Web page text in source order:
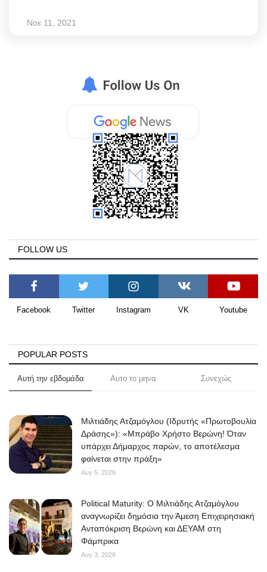
Νοε 11, 2021
FOLLOW US
Facebook Twitter Instagram VK Youtube
POPULAR POSTS
Αυτή την εβδομάδα Αυτο το μηνα Συνεχώς
Μιλτιάδης Ατζαμόγλου (Ιδρυτής «Πρωτοβουλία
Δράσης»): «Μπράβο Χρήστο Βερώνη! Όταν
υπάρχει Δήμαρχος παρών, το αποτέλεσμα
φαίνεται στην πράξη»
Αυγ 5, 2026
Political Maturity: Ο Μιλτιάδης Ατζαμόγλου
αναγνωρίζει δημόσια την Άμεση Επιχειρησιακή
Ανταπόκριση Βερώνη και ΔΕΥΑΜ στη
Φάμπρικα
Αυγ 3, 2026